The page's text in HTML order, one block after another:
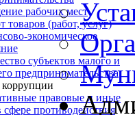
рабочих мест
товаров (работ, услуг)
экономическое
субъектов малого и
предпринимательства
правовые и иные
сфере противодействия